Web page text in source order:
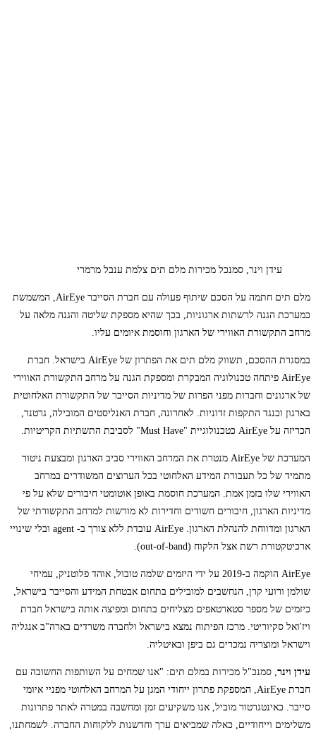
עידן וינר, סמנכל מכירות מלם תים צלמת ענבל מרמרי
מלם תים חתמה על הסכם שיתוף פעולה עם חברת הסייבר AirEye, המשמשת
כמערכת הגנה לרשתות ארגוניות, בכך שהיא מספקת שליטה והגנה מלאה על
מרחב התקשורת האווירי של הארגון וחוסמת איומים עליו.
במסגרת ההסכם, תשווק מלם תים את הפתרון של AirEye בישראל. חברת
AirEye פיתחה טכנולוגיה המבקרת ומספקת הגנה על מרחב התקשורת האווירי
של ארגונים וחברות מפני הפרות של מדיניות הסייבר של התקשורת האלחוטית
בארגון וכנגד התקפות זדוניות. לאחרונה, חברת האנליסטים המובילה, גרטנר,
הכריזה על AirEye כטכנולוגיית "Must Have" לסביבת התשתיות הקריטיות.
המערכת של AirEye מנטרת את המרחב האווירי סביב הארגון ומבצעת ניטור
מתמיד של כל תעבורת המידע האלחוטי בכל הערוצים המשודרים במרחב
האווירי שלו בזמן אמת. המערכת חוסמת באופן אוטומטי חיבורים שלא על פי
מדיניות הארגון, חיבורים חשודים וחדירות לא מורשות למרחב התקשורתי של
הארגון ומדווחת להנהלת הארגון. AirEye עובדת ללא צורך ב- agent ובלי שינויי
ארכיטקטורת רשת אצל הלקוח (out-of-band).
AirEye הוקמה ב-2019 על ידי היזמים שלמה טובול, אוהד פלוטניק, עמיחי
שולמן ורועי קרן, הנחשבים למובילים בתחום אבטחת המידע והסייבר בישראל,
כיזמים של מספר סטארטאפים מצליחים בתחום ומפיצה אותה בישראל חברת
ויז'ואל סקיוריטי. מרכז הפיתוח נמצא בישראל ולחברה משרדים בארה"ב אנגליה
וישראל ומוצריה נמכרים גם ביפן ובאיטליה.
עידן וינר, סמנכ"ל מכירות במלם תים: "אנו שמחים על השותפות החשובה עם
חברת AirEye, המספקת פתרון ייחודי המגן על המרחב האלחוטי מפניי איומי
סייבר. כאינטגרטור מוביל, אנו משקיעים זמן ומחשבה במטרה לאתר פתרונות
משלימים וייחודיים, כאלה שמביאים ערך וחדשנות ללקוחות החברה. לשמחתנו,